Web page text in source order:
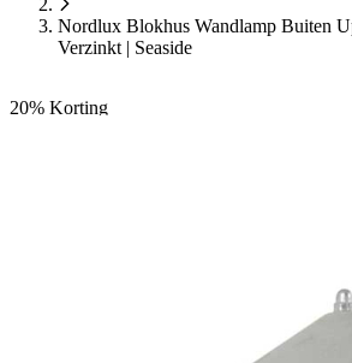
Nordlux Blokhus Wandlamp Buiten
Verzinkt | Seaside
20% Korting